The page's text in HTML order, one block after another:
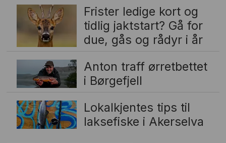
Frister ledige kort og
tidlig jaktstart? Gå for
due, gås og rådyr i år
Anton traff ørretbettet
i Børgefjell
Lokalkjentes tips til
laksefiske i Akerselva